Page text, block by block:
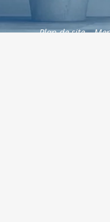
Plan de site–